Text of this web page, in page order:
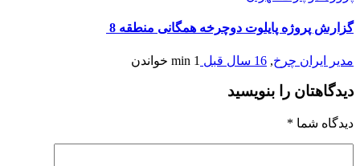
گزارش پروژه پایلوت دوچرخه همگانی منطقه 8
مدیر ایران چرخ, 16 سال قبل 1 min خواندن
دیدگاهتان را بنویسید
دیدگاه شما *